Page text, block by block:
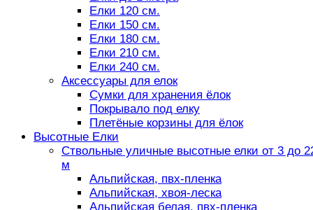
Елки 120 см.
Елки 150 см.
Елки 180 см.
Елки 210 см.
Елки 240 см.
Аксессуары для елок
Сумки для хранения ёлок
Покрывало под елку
Плетёные корзины для ёлок
Высотные Елки
Ствольные уличные высотные елки от 3 до
м
Альпийская, пвх-пленка
Альпийская, хвоя-леска
Альпийская белая, пвх-пленка